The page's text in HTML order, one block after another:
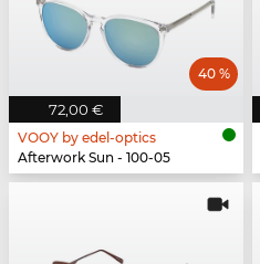
72,00 €
40 %
VOOY by edel-optics
Afterwork Sun - 100-05